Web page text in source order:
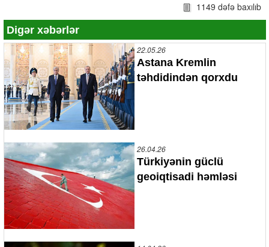
1149 dəfə baxılıb
Digər xəbərlər
22.05.26
Astana Kremlin
təhdidindən qorxdu
26.04.26
Türkiyənin güclü
geoiqtisadi həmləsi